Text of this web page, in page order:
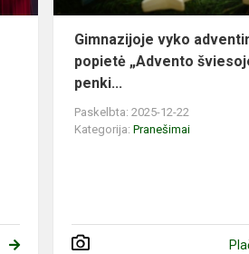
Gimnazijoje vyko
popietė „Advento
penki...
Paskelbta: 2025-12-22
Kategorija:Pranešimai